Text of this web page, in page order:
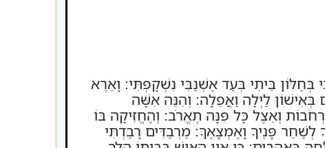
בֵּיתִי בְּעַד אֶשְׁנַבִּי נִשְׁקָפְתִּי: וָאֵרֶא
לַיְלָה וַאֲפֵלָה: וְהִנֵּה אִשָּׁה
וְאֵצֶל כָּל פִּנָּה תֶאֱרֹב: וְהֶחֱזִיקָה בּוֹ
לְשַׁחֵר פָּנֶיךָ וָאֶמְצָאֶךָּ: מַרְבַדִּים רָבַדְתִּי